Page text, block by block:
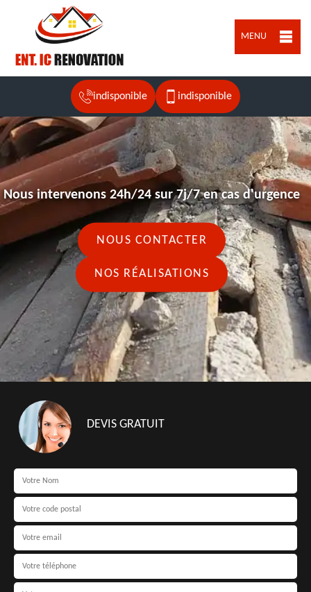
MENU
indisponible indisponible
Nous intervenons 24h/24 sur 7j/7 en cas d'urgence
NOUS CONTACTER
NOS RÉALISATIONS
DEVIS GRATUIT